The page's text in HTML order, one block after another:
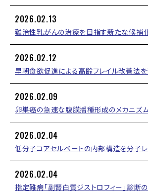
2026.02.13
難治性乳がんの治療を目指す新たな候補
2026.02.12
早朝食欲促進による高齢フレイル改善法
2026.02.09
卵巣癌の急速な腹膜播種形成のメカニズム
2026.02.04
低分子コアセルベートの内部構造を分子
2026.02.04
指定難病「副腎白質ジストロフィー」診断